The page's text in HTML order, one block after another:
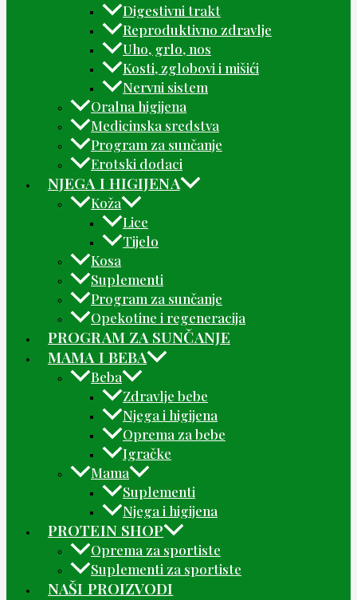
Digestivni trakt
Reproduktivno zdravlje
Uho, grlo, nos
Kosti, zglobovi i mišići
Nervni sistem
Oralna higijena
Medicinska sredstva
Program za sunčanje
Erotski dodaci
NJEGA I HIGIJENA
Koža
Lice
Tijelo
Kosa
Suplementi
Program za sunčanje
Opekotine i regeneracija
PROGRAM ZA SUNČANJE
MAMA I BEBA
Beba
Zdravlje bebe
Njega i higijena
Oprema za bebe
Igračke
Mama
Suplementi
Njega i higijena
PROTEIN SHOP
Oprema za sportiste
Suplementi za sportiste
NAŠI PROIZVODI